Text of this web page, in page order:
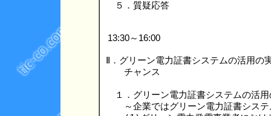
13:30～16:00
Ⅱ．グリーン電力証書システムの活用の
チャンス
１．グリーン電力証書システムの活用
～企業ではグリーン電力証書システ